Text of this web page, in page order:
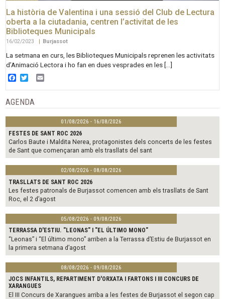
La història de Valentina i una sessió del Club de Lectura
oberta a la ciutadania, centren l’activitat de les
Biblioteques Municipals
16/02/2023 Burjassot
La setmana en curs, les Biblioteques Municipals reprenen les activitats
d’Animació Lectora i ho fan en dues vesprades en les […]
Facebook
Twitter
AGENDA
01/08/2026 - 16/08/2026
FESTES DE SANT ROC 2026
Carlos Baute i Maldita Nerea, protagonistes dels concerts de les festes
de Sant que començaran amb els trasllats del sant
02/08/2026 - 08/08/2026
TRASLLATS DE SANT ROC 2026
Les festes patronals de Burjassot comencen amb els trasllats de Sant
Roc, el 2 d’agost
05/08/2026 - 09/08/2026
TERRASSA D'ESTIU. "LEONAS" I "EL ÚLTIMO MONO"
“Leonas” i “El último mono” arriben a la Terrassa d’Estiu de Burjassot en
la primera setmana d’agost
08/08/2026 - 09/08/2026
JOCS INFANTILS, REPARTIMENT D'ORXATA I FARTONS I III CONCURS DE
XARANGUES
El III Concurs de Xarangues arriba a les festes de Burjassot el segon cap